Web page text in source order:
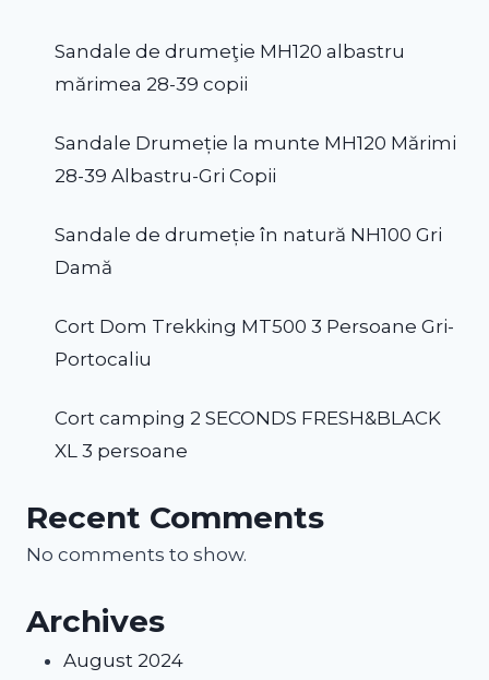
Sandale de drumeţie MH120 albastru
mărimea 28-39 copii
Sandale Drumeție la munte MH120 Mărimi
28-39 Albastru-Gri Copii
Sandale de drumeție în natură NH100 Gri
Damă
Cort Dom Trekking MT500 3 Persoane Gri-
Portocaliu
Cort camping 2 SECONDS FRESH&BLACK
XL 3 persoane
Recent Comments
No comments to show.
Archives
August 2024